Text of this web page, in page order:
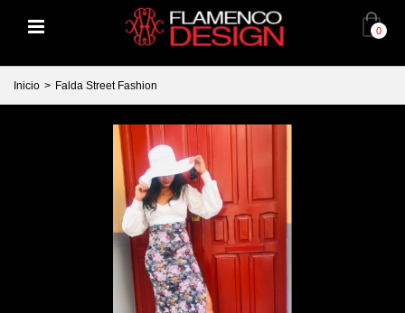
0
Inicio > Falda Street Fashion